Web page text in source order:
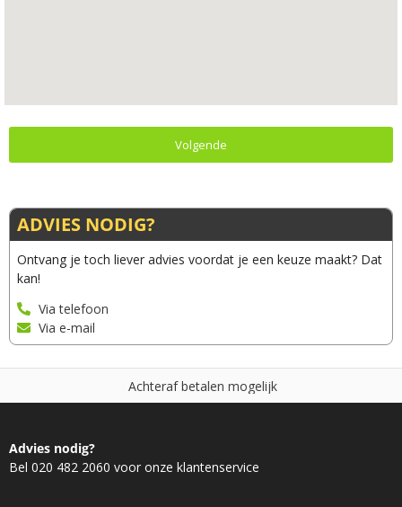
Volgende
ADVIES NODIG?
Ontvang je toch liever advies voordat je een keuze maakt? Dat
kan!
Via telefoon
Via e-mail
Achteraf betalen mogelijk
Advies nodig?
Bel 020 482 2060 voor onze klantenservice